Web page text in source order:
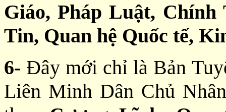
Giáo, Pháp Luật,
Tin, Quan hệ Quốc tế,
6- Đây mới chỉ là Bản
Liên Minh Dân Chủ